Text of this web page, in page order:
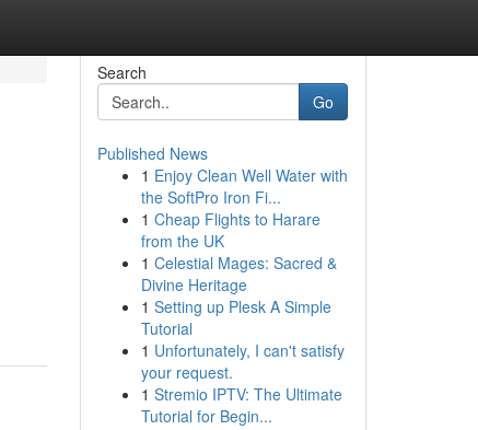
Search
Go
Published News
1 Enjoy Clean Well Water with
the SoftPro Iron Fi...
1 Cheap Flights to Harare
from the UK
1 Celestial Mages: Sacred &
Divine Heritage
1 Setting up Plesk A Simple
Tutorial
1 Unfortunately, I can't satisfy
your request.
1 Stremio IPTV: The Ultimate
Tutorial for Begin...